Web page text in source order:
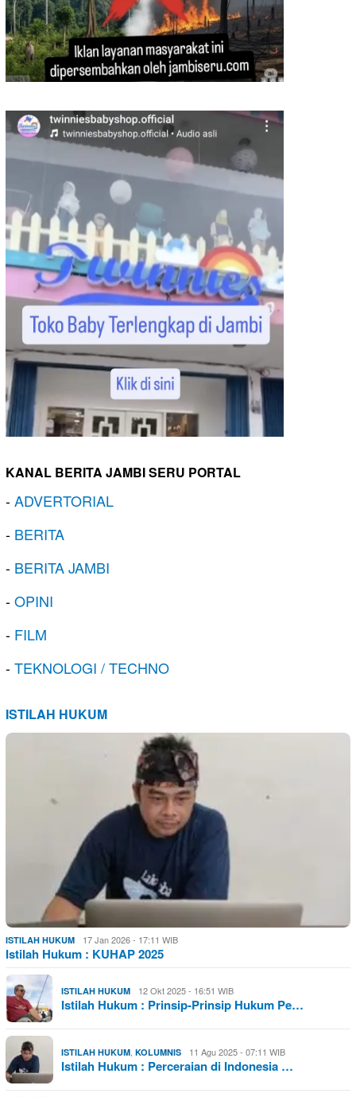
KANAL BERITA JAMBI SERU PORTAL
-ADVERTORIAL
- BERITA
- BERITA JAMBI
-OPINI
- FILM
-TEKNOLOGI / TECHNO
ISTILAH HUKUM
ISTILAH HUKUM 17 Jan 2026 - 17:11 WIB
Istilah Hukum : KUHAP 2025
ISTILAH HUKUM 12 Okt 2025 - 16:51 WIB
Istilah Hukum : Prinsip-Prinsip Hukum Pe…
ISTILAH HUKUM, KOLUMNIS 11 Agu 2025 - 07:11 WIB
Istilah Hukum : Perceraian di Indonesia …